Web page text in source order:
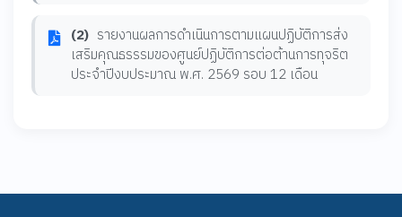
(2) รายงานผลการดำเนินการตามแผนปฏิบัติการส่ง
เสริมคุณธรรรมของศูนย์ปฏิบัติการต่อต้านการทุจริต
ประจำปีงบประมาณ พ.ศ. 2569 รอบ 12 เดือน